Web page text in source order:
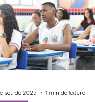
set. de 2025 1 min de leitura